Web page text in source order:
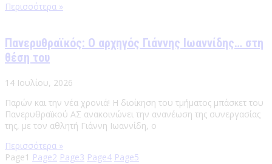
Περισσότερα »
Πανερυθραϊκός: Ο αρχηγός Γιάννης Ιωαννίδης… στη
θέση του
14 Ιουλίου, 2026
Παρών και την νέα χρονιά! Η διοίκηση του τμήματος μπάσκετ του
Πανερυθραϊκού ΑΣ ανακοινώνει την ανανέωση της συνεργασίας
της, με τον αθλητή Γιάννη Ιωαννίδη, ο
Περισσότερα »
Page1 Page2 Page3 Page4 Page5